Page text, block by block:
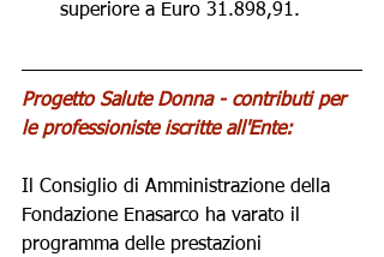
superiore a Euro 31.898,91.
Progetto Salute Donna - contributi per
le professioniste iscritte all'Ente:
Il Consiglio di Amministrazione della
Fondazione Enasarco ha varato il
programma delle prestazioni